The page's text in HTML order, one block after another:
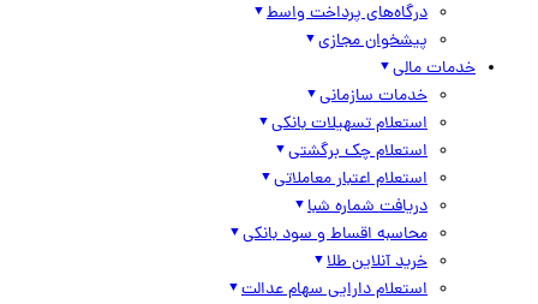
درگاه‌های پرداخت واسط
پیشخوان مجازی
خدمات مالی
خدمات سازمانی
استعلام تسهیلات بانکی
استعلام چک برگشتی
استعلام اعتبار معاملاتی
دریافت شماره شبا
محاسبه اقساط و سود بانکی
خرید آنلاین طلا
استعلام دارایی سهام عدالت